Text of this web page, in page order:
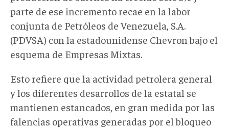
parte de ese incremento recae en la labor
conjunta de Petróleos de Venezuela, S.A.
(PDVSA) con la estadounidense Chevron bajo el
esquema de Empresas Mixtas.
Esto refiere que la actividad petrolera general
y los diferentes desarrollos de la estatal se
mantienen estancados, en gran medida por las
falencias operativas generadas por el bloqueo